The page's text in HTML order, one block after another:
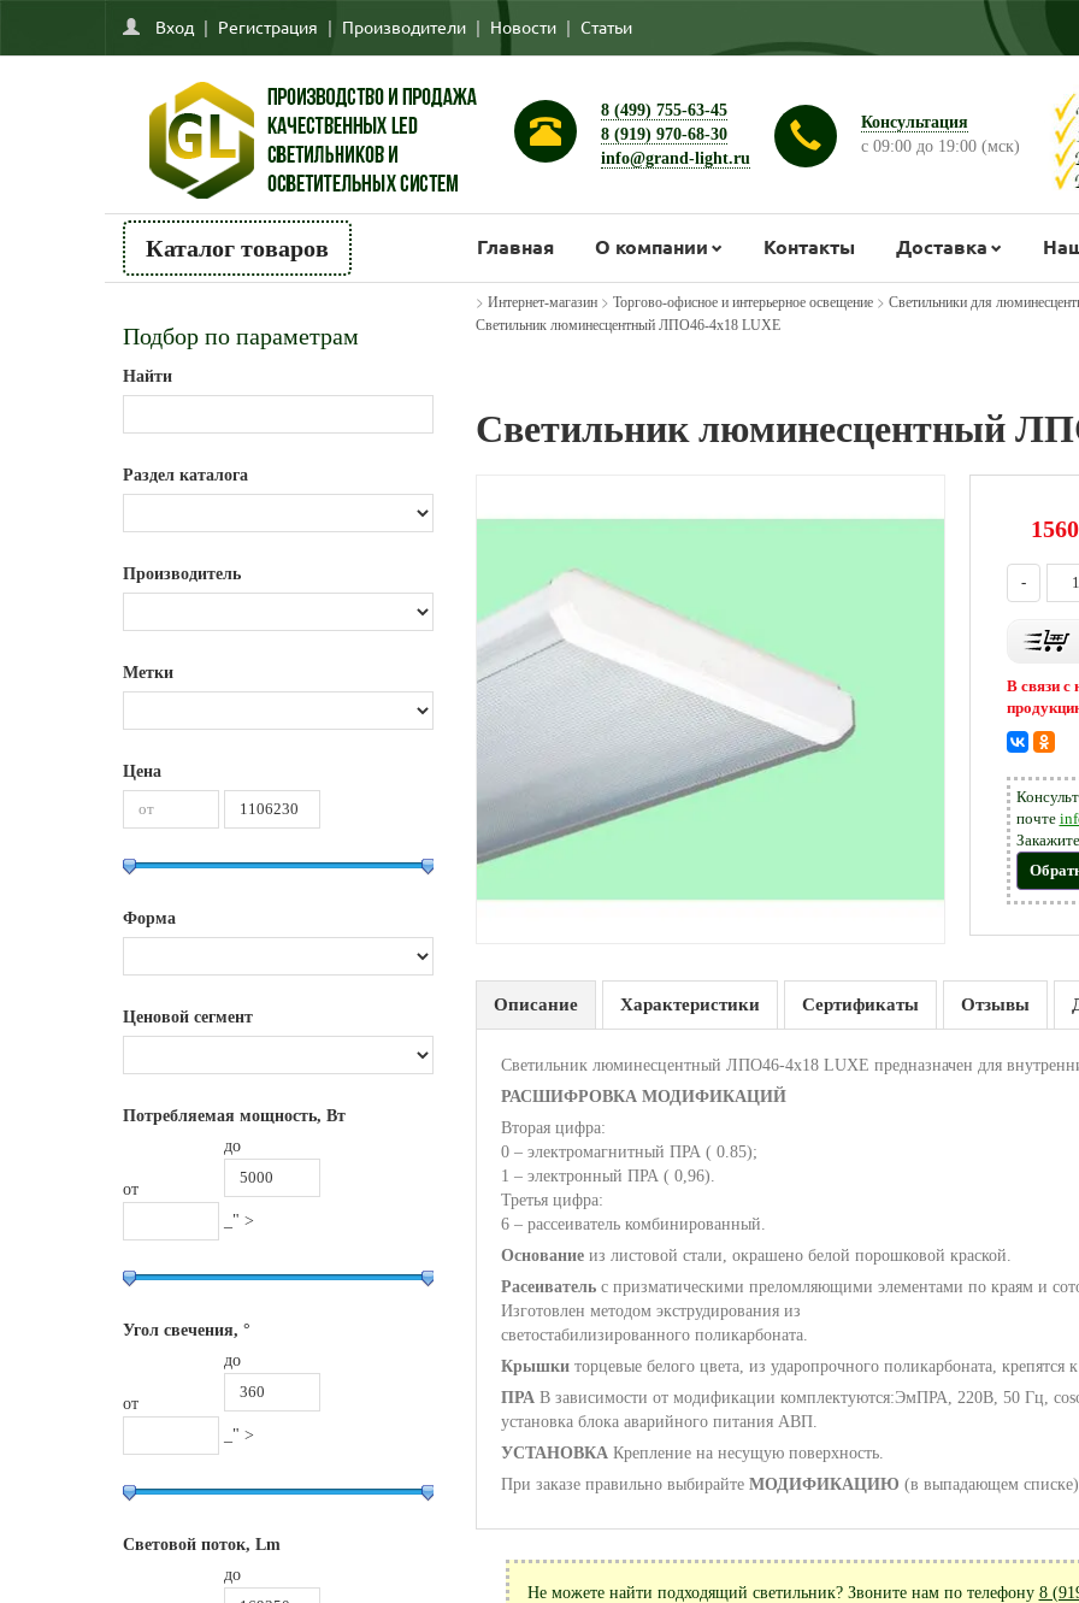
Вход | Регистрация | Производители | Новости | Статьи
8 (499) 755-63-45
8 (919) 970-68-30
info@grand-light.ru
Консультация
с 09:00 до 19:00 (мск)
Каталог товаров Главная О компании Контакты Доставка
Подбор по параметрам
Найти
Раздел каталога
Производитель
Метки
Цена
Форма
Ценовой сегмент
Потребляемая мощность, Вт
от
до
_" >
Угол свечения, °
от
до
_" >
Световой поток, Lm
до
> Интернет-магазин> Торгово-офисное и интерьерное освещение> Светильники для
Светильник люминесцентный ЛПО46-4х18 LUXE
Светильник люминесцентный
1560
-
В связи с
почте
Описание Характеристики Сертификаты Отзывы
Светильник люминесцентный ЛПО46-4х18 LUXE предназначен для
РАСШИФРОВКА МОДИФИКАЦИЙ
Вторая цифра:
0 – электромагнитный ПРА ( 0.85);
1 – электронный ПРА ( 0,96).
Третья цифра:
6 – рассеиватель комбинированный.
Основание из листовой стали, окрашено белой порошковой краской.
Расеиватель с призматическими преломляющими элементами по краям и
Изготовлен методом экструдирования из
светостабилизированного поликарбоната.
Крышки торцевые белого цвета, из ударопрочного поликарбоната,
ПРА В зависимости от модификации комплектуются:ЭмПРА, 220В, 50 Гц,
установка блока аварийного питания АВП.
УСТАНОВКА Крепление на несущую поверхность.
При заказе правильно выбирайте МОДИФИКАЦИЮ (в выпадающем
Не можете найти подходящий светильник? Звоните нам по телефону 8